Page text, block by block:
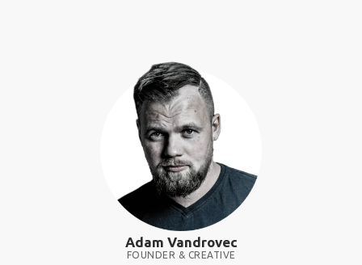
Adam Vandrovec
FOUNDER & CREATIVE